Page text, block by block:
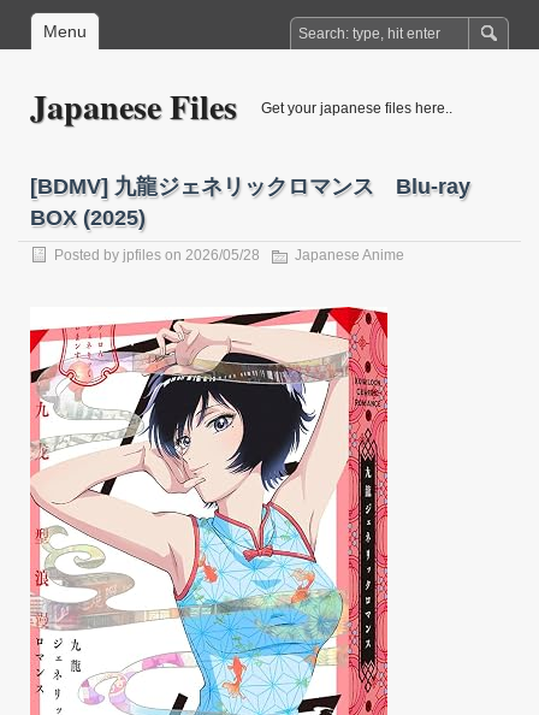
Menu
Japanese Files Get your japanese files here..
[BDMV] 九龍ジェネリックロマンス Blu-ray
BOX (2025)
Posted by jpfiles on 2026/05/28 Japanese Anime